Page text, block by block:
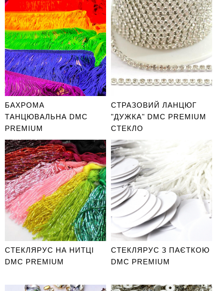
БАХРОМА
ТАНЦЮВАЛЬНА DMC
PREMIUM
СТРАЗОВИЙ ЛАНЦЮГ
"ДУЖКА" DMC PREMIUM
СТЕКЛО
СТЕКЛЯРУС НА НИТЦІ
DMC PREMIUM
СТЕКЛЯРУС З ПАЄТКОЮ
DMC PREMIUM